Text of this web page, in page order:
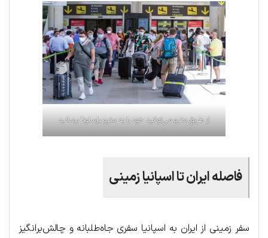
از طریق مترو می‌توانید خود را به مترو بارسلونا برسانید
فاصله ایران تا اسپانیا زمینی
سفر زمینی از ایران به اسپانیا سفری جاه‌طلبانه و چالش‌برانگیز